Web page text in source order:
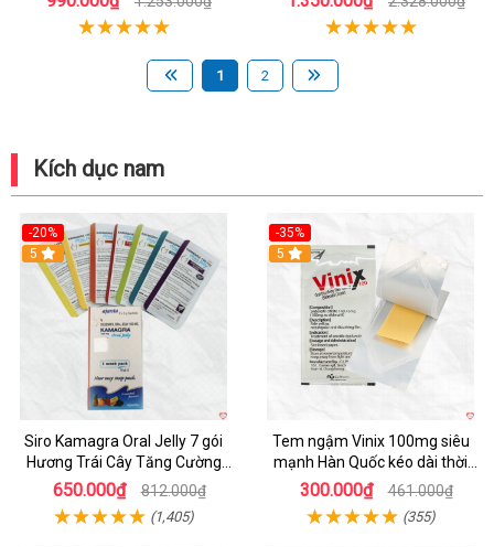
1 2
Kích dục nam
-20%
5
Siro Kamagra Oral Jelly 7 gói
Hương Trái Cây Tăng Cường
Sinh Lý Nam
650.000₫ 812.000₫
(1,405)
-35%
5
Tem ngậm Vinix 100mg siêu
mạnh Hàn Quốc kéo dài thời
gian quan hệ
300.000₫ 461.000₫
(355)